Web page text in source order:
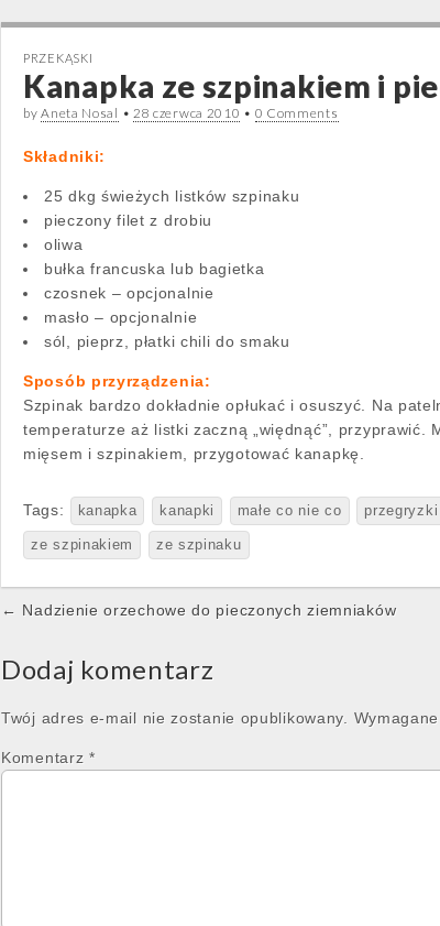
PRZEKĄSKI
Kanapka ze szpinakiem i
byAneta Nosal • 28 czerwca 2010 • 0 Comments
Składniki:
25 dkg świeżych listków szpinaku
pieczony filet z drobiu
oliwa
bułka francuska lub bagietka
czosnek – opcjonalnie
masło – opcjonalnie
sól, pieprz, płatki chili do smaku
Sposób przyrządzenia:
Szpinak bardzo dokładnie opłukać i osuszyć. Na
temperaturze aż listki zaczną „więdnąć”, przyprawić.
mięsem i szpinakiem, przygotować kanapkę.
Tags: kanapka kanapki małe co nie co przegryzki
ze szpinakiem ze szpinaku
Post
← Nadzienie orzechowe do pieczonych ziemniaków
Dodaj komentarz
Twój adres e-mail nie zostanie opublikowany.
Komentarz *